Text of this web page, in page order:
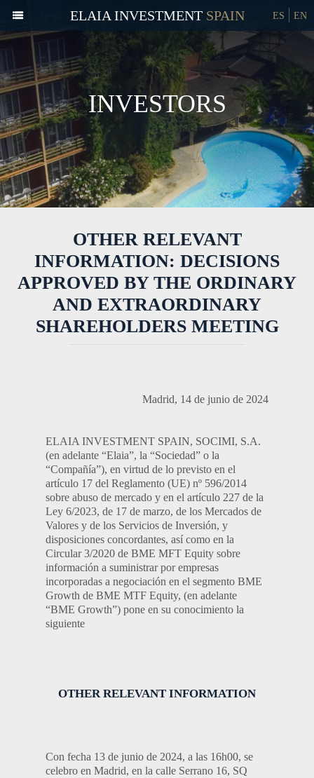
ELAIA INVESTMENT ES EN
INVESTORS
OTHER RELEVANT
INFORMATION: DECISIONS
APPROVED BY THE ORDINARY
AND EXTRAORDINARY
SHAREHOLDERS MEETING
Madrid, 14 de junio de 2024
ELAIA INVESTMENT SPAIN, SOCIMI, S.A.
(en adelante “Elaia”, la “Sociedad” o la
“Compañía”), en virtud de lo previsto en el
artículo 17 del Reglamento (UE) nº 596/2014
sobre abuso de mercado y en el artículo 227 de la
Ley 6/2023, de 17 de marzo, de los Mercados de
Valores y de los Servicios de Inversión, y
disposiciones concordantes, así como en la
Circular 3/2020 de BME MFT Equity sobre
información a suministrar por empresas
incorporadas a negociación en el segmento BME
Growth de BME MTF Equity, (en adelante
“BME Growth”) pone en su conocimiento la
siguiente
OTHER RELEVANT INFORMATION
Con fecha 13 de junio de 2024, a las 16h00, se
celebro en Madrid, en la calle Serrano 16, SQ